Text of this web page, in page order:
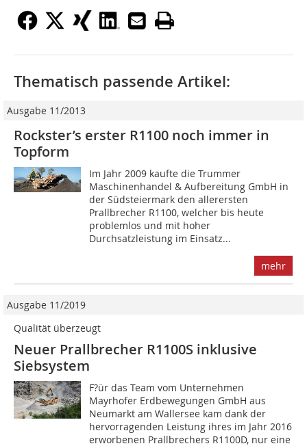
Thematisch passende Artikel:
Ausgabe 11/2013
Rockster’s erster R1100 noch immer in
Topform
Im Jahr 2009 kaufte die Trummer
Maschinenhandel & Aufbereitung GmbH in
der Südsteiermark den allerersten
Prallbrecher R1100, welcher bis heute
problemlos und mit hoher
Durchsatzleistung im Einsatz...
mehr
Ausgabe 11/2019
Qualität überzeugt
Neuer Prallbrecher R1100S inklusive
Siebsystem
F?ür das Team vom Unternehmen
Mayrhofer Erdbewegungen GmbH aus
Neumarkt am Wallersee kam dank der
hervorragenden Leistung ihres im Jahr 2016
erworbenen Prallbrechers R1100D, nur eine